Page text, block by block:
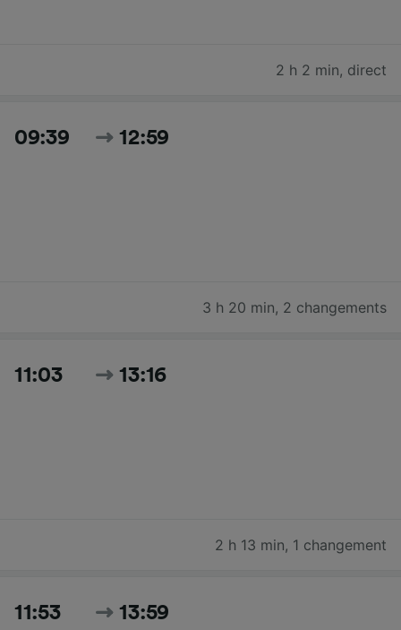
2 h 2 min, direct
09:39 12:59
3 h 20 min, 2 changements
11:03 13:16
2 h 13 min, 1 changement
11:53 13:59